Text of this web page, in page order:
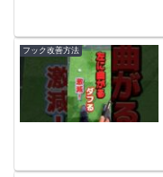
フック改善方法